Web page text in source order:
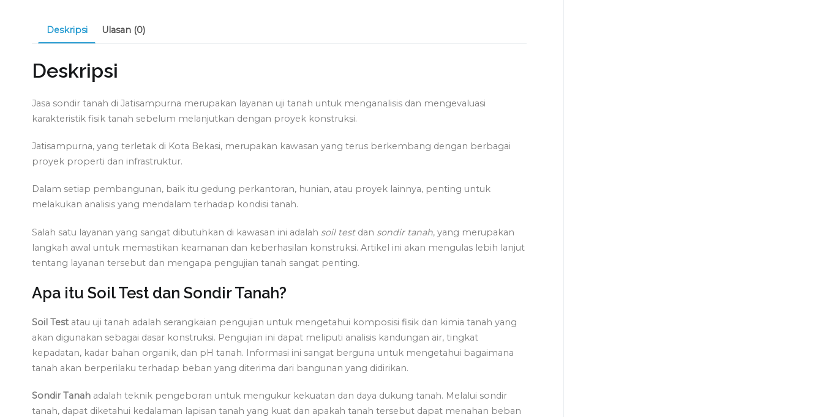
Deskripsi Ulasan (0)
Deskripsi
Jasa sondir tanah di Jatisampurna merupakan layanan uji tanah untuk menganalisis dan mengevaluasi
karakteristik fisik tanah sebelum melanjutkan dengan proyek konstruksi.
Jatisampurna, yang terletak di Kota Bekasi, merupakan kawasan yang terus berkembang dengan berbagai
proyek properti dan infrastruktur.
Dalam setiap pembangunan, baik itu gedung perkantoran, hunian, atau proyek lainnya, penting untuk
melakukan analisis yang mendalam terhadap kondisi tanah.
Salah satu layanan yang sangat dibutuhkan di kawasan ini adalah soil testdan sondir tanah, yang merupakan
langkah awal untuk memastikan keamanan dan keberhasilan konstruksi. Artikel ini akan mengulas lebih lanjut
tentang layanan tersebut dan mengapa pengujian tanah sangat penting.
Apa itu Soil Test dan Sondir Tanah?
Soil Test atau uji tanah adalah serangkaian pengujian untuk mengetahui komposisi fisik dan kimia tanah yang
akan digunakan sebagai dasar konstruksi. Pengujian ini dapat meliputi analisis kandungan air, tingkat
kepadatan, kadar bahan organik, dan pH tanah. Informasi ini sangat berguna untuk mengetahui bagaimana
tanah akan berperilaku terhadap beban yang diterima dari bangunan yang didirikan.
Sondir Tanah adalah teknik pengeboran untuk mengukur kekuatan dan daya dukung tanah. Melalui sondir
tanah, dapat diketahui kedalaman lapisan tanah yang kuat dan apakah tanah tersebut dapat menahan beban